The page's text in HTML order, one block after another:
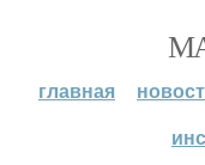
главная